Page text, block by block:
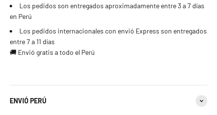
22 estándar - 10 americana
23 estándar
24 estándar
26 estándar
Los pedidos son entregados aproximadamente entre 3 a 7 días
en Perú
Los pedidos internacionales con envió Express son entregados
entre 7 a 11 días
🚚 Envió gratis a todo el Perú
ENVIÓ PERÚ